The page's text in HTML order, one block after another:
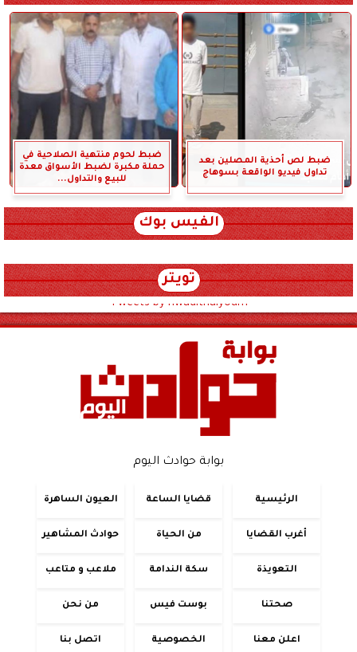
ضبط لص أحذية المصلين بعد
تداول فيديو الواقعة بسوهاج
ضبط لحوم منتهية الصلاحية في
حملة مكبرة لضبط الأسواق معدة
للبيع والتداول...
الفيس بوك
تويتر
Tweets by hwadithalyoum
بوابة حوادث اليوم
الرئيسية قضايا الساعة العيون الساهرة
أغرب القضايا من الحياة حوادث المشاهير
التعويذة سكة الندامة ملاعب و متاعب
صحتنا بوست فيس من نحن
اعلن معنا الخصوصية اتصل بنا